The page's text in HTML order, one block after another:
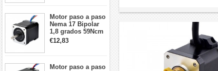
Motor paso a paso
Nema 17 Bipolar
1,8 grados 59Ncm
2A 42x48mm 4
cables compatible
€12,83
Motor paso a paso